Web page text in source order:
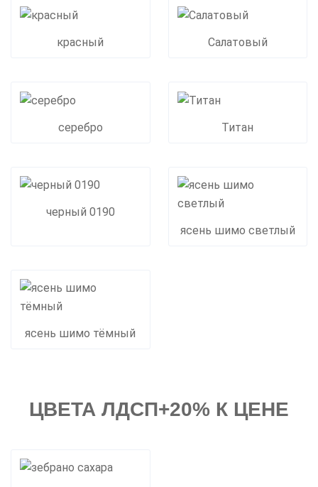
красный Салатовый
серебро Титан
черный 0190
ясень шимо светлый
ясень шимо тёмный
ЦВЕТА ЛДСП+20% К ЦЕНЕ